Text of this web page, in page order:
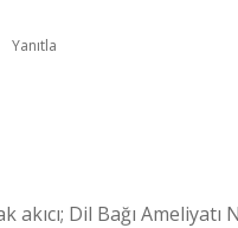
Yanıtla
akıcı; Dil Bağı Ameliyatı